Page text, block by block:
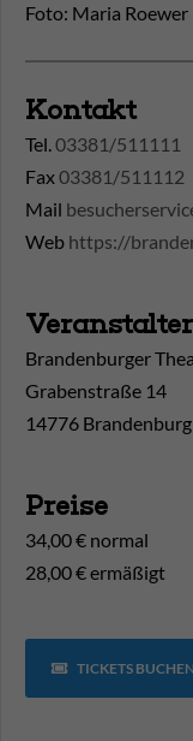
Foto: Maria Roewer
Kontakt
Tel.03381/511111
Fax03381/511112
Mail
Web https://
Veranstalter
Brandenburger
Grabenstraße 14
14776
Preise
34,00 € normal
28,00 € ermäßigt
TICKETS BUCHEN